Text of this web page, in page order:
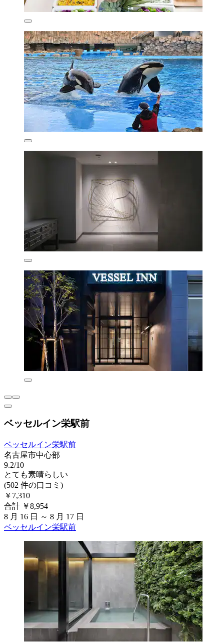
ベッセルイン栄駅前
ベッセルイン栄駅前
名古屋市中心部
9.2/10
とても素晴らしい
(502 件の口コミ)
￥7,310
合計 ￥8,954
8 月 16 日 ～ 8 月 17 日
ベッセルイン栄駅前